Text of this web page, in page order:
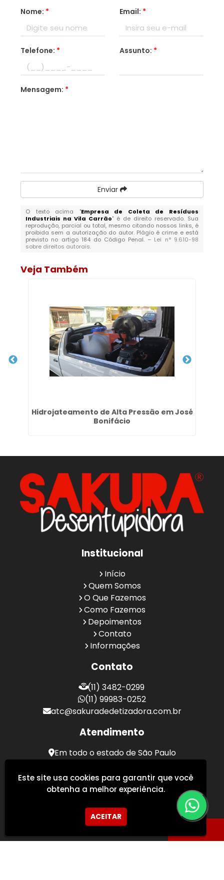
Nome: * Email: *
Telefone: * Assunto: *
Mensagem: *
Enviar
O texto acima "Empresa de Coleta de Resíduos
Industriais na Vila Carrão" é de direito reservado. Sua
reprodução, parcial ou total, mesmo citando nossos links, é
proibida sem a autorização do autor. Plágio é crime e está
previsto no artigo 184 do Código Penal. – Lei n° 9.610-98
sobre direitos autorais.
Veja Também
Hidrojateamento de Alta Pressão em José
Bonifácio
Institucional
Início
Quem Somos
O Que Fazemos
Como Fazemos
Depoimentos
Contato
Informações
Contato
(11) 3482-0299
(11) 99983-0252
atc@sakuradedetizadora.com.br
Atendimento
Em todo o estado de São Paulo
Este site usa cookies para garantir que você
obtenha a melhor experiência.
ACEITAR